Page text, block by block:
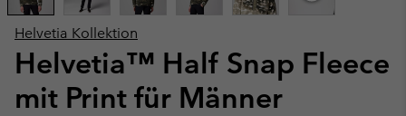
Helvetia Kollektion
Helvetia™ Half Snap Fleece
mit Print für Männer